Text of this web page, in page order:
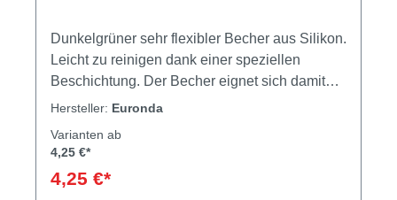
Dunkelgrüner sehr flexibler Becher aus Silikon.
Leicht zu reinigen dank einer speziellen
Beschichtung. Der Becher eignet sich damit
bestens zum Anrühren von Alginaten, Gipsen
Anrührbecher gibt es in vier Größen mit einem
Becher
Hersteller: Euronda
Varianten ab
4,25 €*
4,25 €*